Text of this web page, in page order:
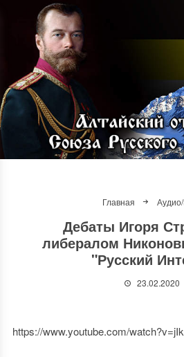
Главная
Дебаты Игоря
либералом
"Русский
23.02.2020
https://www.youtube.com/